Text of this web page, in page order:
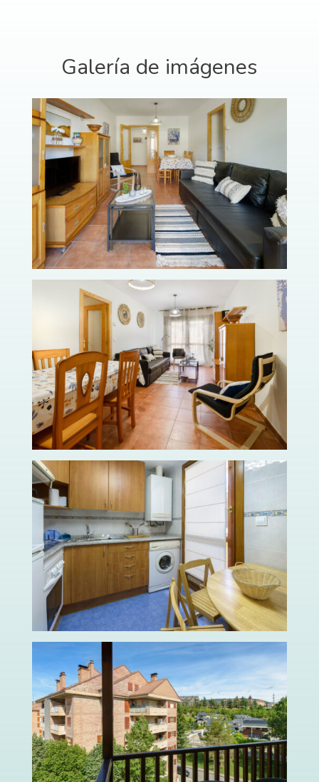
Galería de imágenes